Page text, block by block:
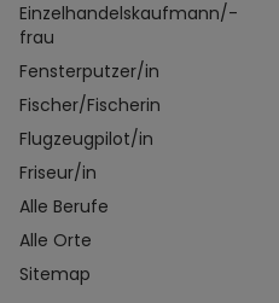
Einzelhandelskaufmann/-
frau
Fensterputzer/in
Fischer/Fischerin
Flugzeugpilot/in
Friseur/in
Alle Berufe
Alle Orte
Sitemap